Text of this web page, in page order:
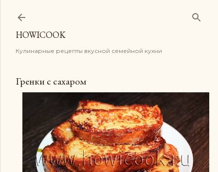
HOWICOOK
Кулинарные рецепты вкусной семейной кухни
Гренки с сахаром